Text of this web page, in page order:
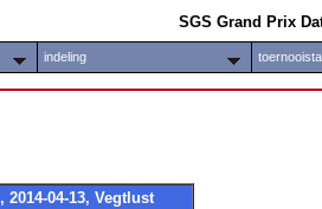
SGS Grand Prix
indeling
, 2014-04-13, Vegtlust